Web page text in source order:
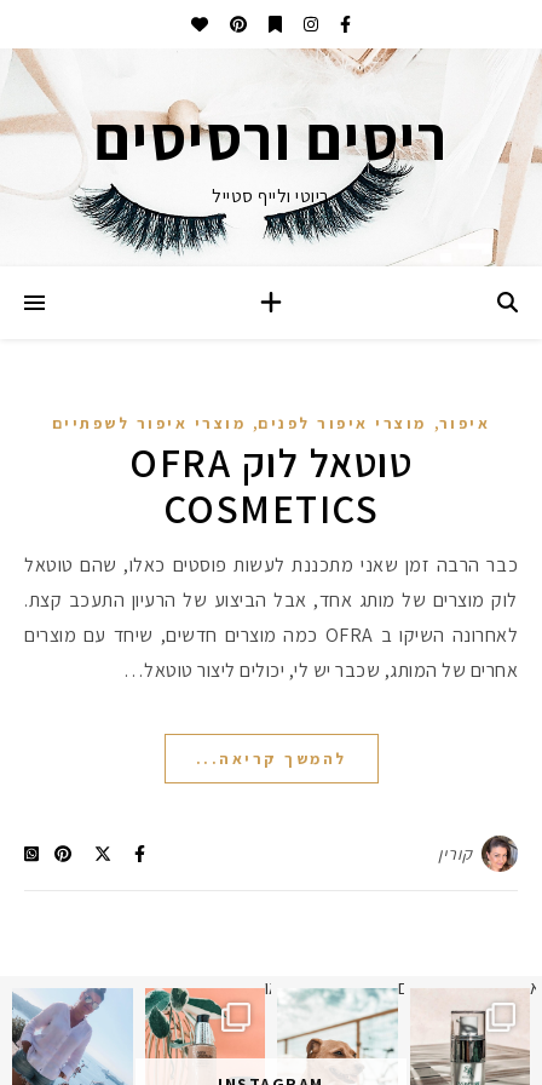
ריסים ורסיסים
ביוטי ולייף סטייל
איפור, מוצרי איפור לפנים, מוצרי איפור לשפתיים
טוטאל לוק OFRA
COSMETICS
כבר הרבה זמן שאני מתכננת לעשות פוסטים כאלו, שהם טוטאל
לוק מוצרים של מותג אחד, אבל הביצוע של הרעיון התעכב קצת.
לאחרונה השיקו ב OFRA כמה מוצרים חדשים, שיחד עם מוצרים
אחרים של המותג, שכבר יש לי, יכולים ליצור טוטאל…
להמשך קריאה...
קורין
תמונה כבר חודשיים
איזו אהבתם יותר? הראשונה או